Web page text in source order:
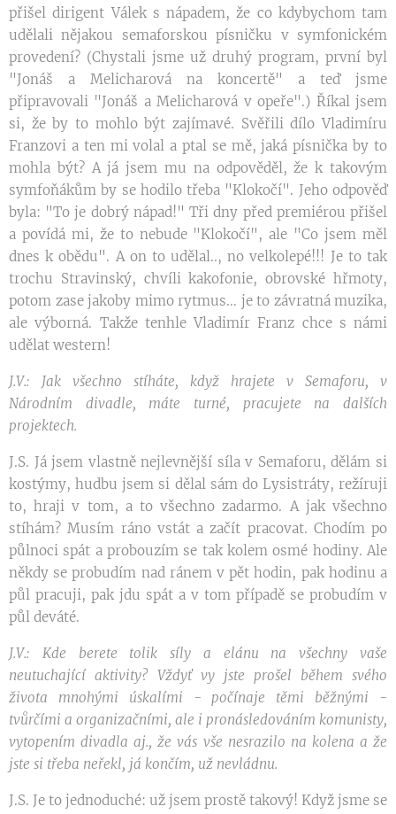
přišel dirigent Válek s nápadem, že co kdybychom tam
udělali nějakou semaforskou písničku v symfonickém
provedení? (Chystali jsme už druhý program, první byl
"Jonáš a Melicharová na koncertě" a teď jsme
připravovali "Jonáš a Melicharová v opeře".) Říkal jsem
si, že by to mohlo být zajímavé. Svěřili dílo Vladimíru
Franzovi a ten mi volal a ptal se mě, jaká písnička by to
mohla být? A já jsem mu na odpověděl, že k takovým
symfoňákům by se hodilo třeba "Klokočí". Jeho odpověď
byla: "To je dobrý nápad!" Tři dny před premiérou přišel
a povídá mi, že to nebude "Klokočí", ale "Co jsem měl
dnes k obědu". A on to udělal.., no velkolepé!!! Je to tak
trochu Stravinský, chvíli kakofonie, obrovské hřmoty,
potom zase jakoby mimo rytmus... je to závratná muzika,
ale výborná. Takže tenhle Vladimír Franz chce s námi
udělat western!
J.V.: Jak všechno stíháte, když hrajete v Semaforu, v
Národním divadle, máte turné, pracujete na dalších
projektech.
J.S. Já jsem vlastně nejlevnější síla v Semaforu, dělám si
kostýmy, hudbu jsem si dělal sám do Lysistráty, režíruji
to, hraji v tom, a to všechno zadarmo. A jak všechno
stíhám? Musím ráno vstát a začít pracovat. Chodím po
půlnoci spát a probouzím se tak kolem osmé hodiny. Ale
někdy se probudím nad ránem v pět hodin, pak hodinu a
půl pracuji, pak jdu spát a v tom případě se probudím v
půl deváté.
J.V.: Kde berete tolik síly a elánu na všechny vaše
neutuchající aktivity? Vždyť vy jste prošel během svého
života mnohými úskalími - počínaje těmi běžnými -
tvůrčími a organizačními, ale i pronásledováním komunisty,
vytopením divadla aj., že vás vše nesrazilo na kolena a že
jste si třeba neřekl, já končím, už nevládnu.
J.S. Je to jednoduché: už jsem prostě takový! Když jsme se